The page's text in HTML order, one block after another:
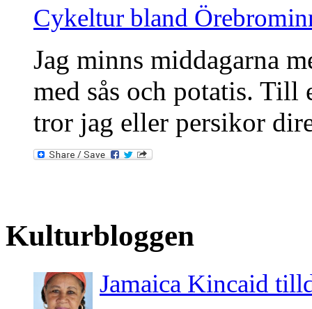
Cykeltur bland
Jag minns middagarna
med sås och potatis. Till
tror jag eller persikor
Kulturbloggen
Jamaica Kincaid